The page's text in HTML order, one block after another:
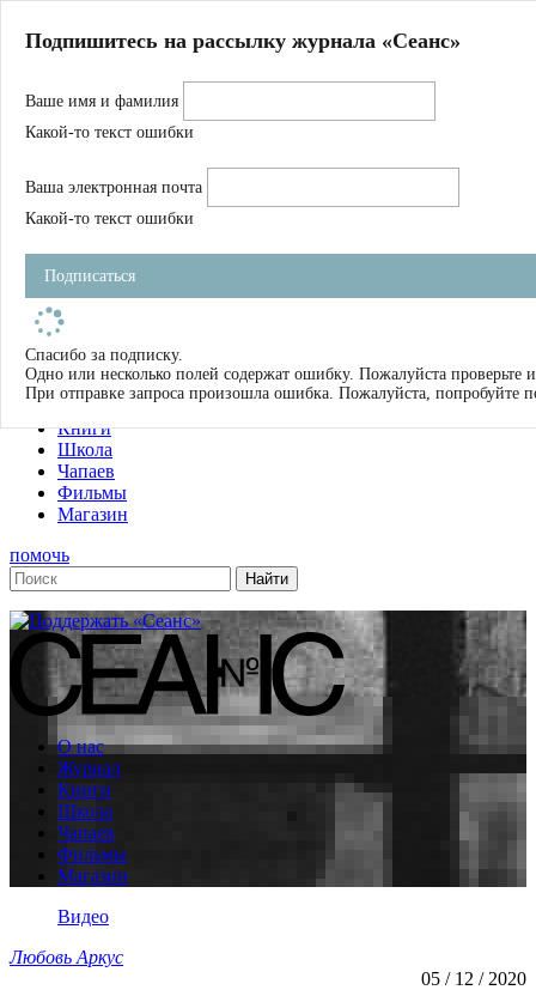
Магазин
Журнал
Школа
Устав
Фильмы
Имена
Тэги
О нас
Журнал
Книги
Школа
Чапаев
Фильмы
Магазин
помочь
О нас
Журнал
Книги
Школа
Чапаев
Фильмы
Магазин
Видео
Любовь Аркус
05 / 12 / 2020
Подпишитесь на рассылку журнала «Сеанс»
Ваше имя и фамилия
Какой-то текст ошибки
Ваша электронная почта
Какой-то текст ошибки
Подписаться
Спасибо за подписку.
Одно или несколько полей содержат ошибку. Пожалуйста проверьте
При отправке запроса произошла ошибка. Пожалуйста, попробуйте